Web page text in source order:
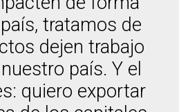
tratamos de
dejen trabajo
país. Y el
quiero exportar